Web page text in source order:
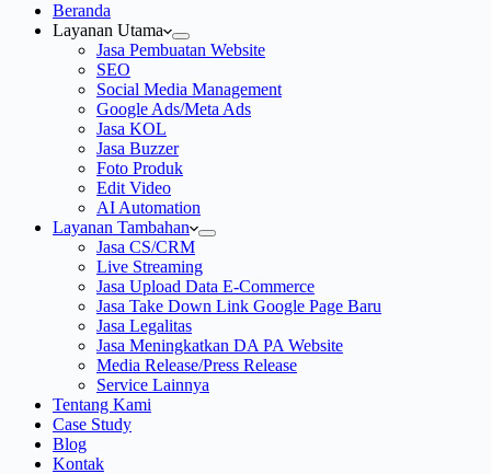
Beranda
Layanan Utama
Jasa Pembuatan Website
SEO
Social Media Management
Google Ads/Meta Ads
Jasa KOL
Jasa Buzzer
Foto Produk
Edit Video
AI Automation
Layanan Tambahan
Jasa CS/CRM
Live Streaming
Jasa Upload Data E-Commerce
Jasa Take Down Link Google Page Baru
Jasa Legalitas
Jasa Meningkatkan DA PA Website
Media Release/Press Release
Service Lainnya
Tentang Kami
Case Study
Blog
Kontak